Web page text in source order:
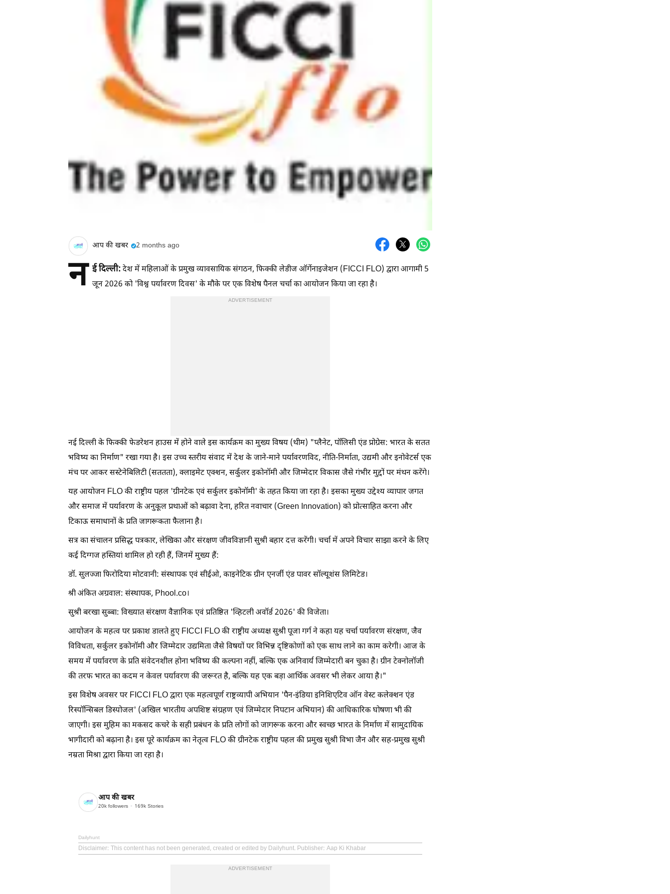
आप की खबर 2 months ago
न ई दिल्ली:देश में महिलाओं के प्रमुख व्यावसायिक संगठन, फिक्की लेडीज ऑर्गेनाइजेशन (FICCI FLO) द्वारा आगामी 5
जून 2026 को 'विश्व पर्यावरण दिवस' के मौके पर एक विशेष पैनल चर्चा का आयोजन किया जा रहा है।
ADVERTISEMENT
नई दिल्ली के फिक्की फेडरेशन हाउस में होने वाले इस कार्यक्रम का मुख्य विषय (थीम) "प्लैनेट, पॉलिसी एंड प्रोग्रेस: भारत के सतत
भविष्य का निर्माण" रखा गया है। इस उच्च स्तरीय संवाद में देश के जाने-माने पर्यावरणविद, नीति-निर्माता, उद्यमी और इनोवेटर्स एक
मंच पर आकर सस्टेनेबिलिटी (सततता), क्लाइमेट एक्शन, सर्कुलर इकोनॉमी और जिम्मेदार विकास जैसे गंभीर मुद्दों पर मंथन करेंगे।
यह आयोजन FLO की राष्ट्रीय पहल 'ग्रीनटेक एवं सर्कुलर इकोनॉमी' के तहत किया जा रहा है। इसका मुख्य उद्देश्य व्यापार जगत
और समाज में पर्यावरण के अनुकूल प्रथाओं को बढ़ावा देना, हरित नवाचार (Green Innovation) को प्रोत्साहित करना और
टिकाऊ समाधानों के प्रति जागरूकता फैलाना है।
सत्र का संचालन प्रसिद्ध पत्रकार, लेखिका और संरक्षण जीवविज्ञानी सुश्री बहार दत्त करेंगी। चर्चा में अपने विचार साझा करने के लिए
कई दिग्गज हस्तियां शामिल हो रही हैं, जिनमें मुख्य हैं:
डॉ. सुलज्जा फिरोदिया मोटवानी: संस्थापक एवं सीईओ, काइनेटिक ग्रीन एनर्जी एंड पावर सॉल्यूशंस लिमिटेड।
श्री अंकित अग्रवाल: संस्थापक, Phool.co।
सुश्री बरखा सुब्बा: विख्यात संरक्षण वैज्ञानिक एवं प्रतिष्ठित 'व्हिटली अवॉर्ड 2026' की विजेता।
आयोजन के महत्व पर प्रकाश डालते हुए FICCI FLO की राष्ट्रीय अध्यक्ष सुश्री पूजा गर्ग ने कहा यह चर्चा पर्यावरण संरक्षण, जैव
विविधता, सर्कुलर इकोनॉमी और जिम्मेदार उद्यमिता जैसे विषयों पर विभिन्न दृष्टिकोणों को एक साथ लाने का काम करेगी। आज के
समय में पर्यावरण के प्रति संवेदनशील होना भविष्य की कल्पना नहीं, बल्कि एक अनिवार्य जिम्मेदारी बन चुका है। ग्रीन टेक्नोलॉजी
की तरफ भारत का कदम न केवल पर्यावरण की जरूरत है, बल्कि यह एक बड़ा आर्थिक अवसर भी लेकर आया है।"
इस विशेष अवसर पर FICCI FLO द्वारा एक महत्वपूर्ण राष्ट्रव्यापी अभियान 'पैन-इंडिया इनिशिएटिव ऑन वेस्ट कलेक्शन एंड
रिस्पॉन्सिबल डिस्पोजल' (अखिल भारतीय अपशिष्ट संग्रहण एवं जिम्मेदार निपटान अभियान) की आधिकारिक घोषणा भी की
जाएगी। इस मुहिम का मकसद कचरे के सही प्रबंधन के प्रति लोगों को जागरूक करना और स्वच्छ भारत के निर्माण में सामुदायिक
भागीदारी को बढ़ाना है। इस पूरे कार्यक्रम का नेतृत्व FLO की ग्रीनटेक राष्ट्रीय पहल की प्रमुख सुश्री विभा जैन और सह-प्रमुख सुश्री
नम्रता मिश्रा द्वारा किया जा रहा है।
आप की खबर
20k followers 169k Stories
Dailyhunt
Disclaimer: This content has not been generated, created or edited by Dailyhunt. Publisher: Aap Ki Khabar
ADVERTISEMENT